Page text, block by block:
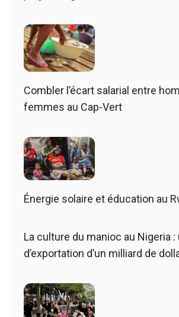
Combler l’écart salarial entre
femmes au Cap-Vert
Énergie solaire et éducation au
La culture du manioc au Nigeria
d’exportation d’un milliard de